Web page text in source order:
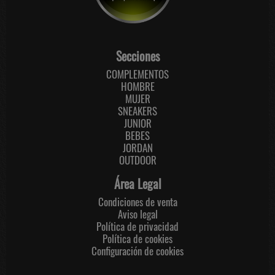
Secciones
COMPLEMENTOS
HOMBRE
MUJER
SNEAKERS
JUNIOR
BEBES
JORDAN
OUTDOOR
Área Legal
Condiciones de venta
Aviso legal
Política de privacidad
Política de cookies
Configuración de cookies